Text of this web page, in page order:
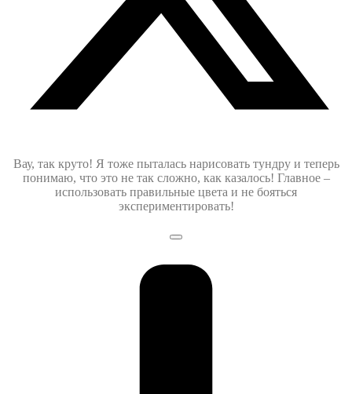
Вау, так круто! Я тоже пыталась нарисовать тундру и теперь
понимаю, что это не так сложно, как казалось! Главное –
использовать правильные цвета и не бояться
экспериментировать!